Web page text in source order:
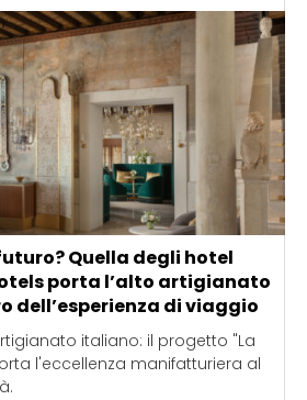
Quella degli hotel
porta l’alto artigianato
dell’esperienza di viaggio
italiano: il progetto "La
l'eccellenza manifatturiera al